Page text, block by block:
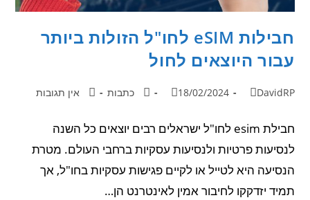
חבילות eSIM לחו"ל הזולות ביותר
עבור היוצאים לחול
DavidRP
18/02/2024 כתבות אין תגובות
חבילת esim לחו"ל ישראלים רבים יוצאים כל השנה
לנסיעות פרטיות ולנסיעות עסקיות ברחבי העולם. מטרת
הנסיעה היא לטייל או לקיים פגישות עסקיות בחו"ל, אך
תמיד יזדקקו לחיבור אמין לאינטרנט הן…